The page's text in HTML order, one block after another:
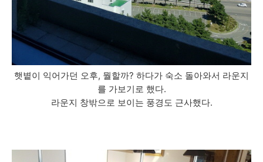
햇볕이 익어가던 오후, 뭘할까? 하다가 숙소 돌아와서 라운지
를 가보기로 했다.
라운지 창밖으로 보이는 풍경도 근사했다.